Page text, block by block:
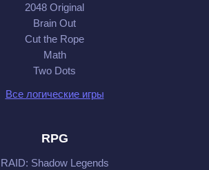
2048 Original
Brain Out
Cut the Rope
Math
Two Dots
Все логические игры
RPG
RAID: Shadow Legends